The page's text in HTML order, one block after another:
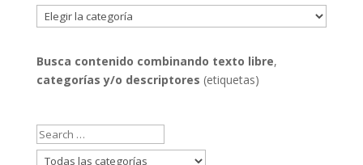
Filtrar
por
Busca contenido combinando texto libre,
categorías y/o descriptores (etiquetas)